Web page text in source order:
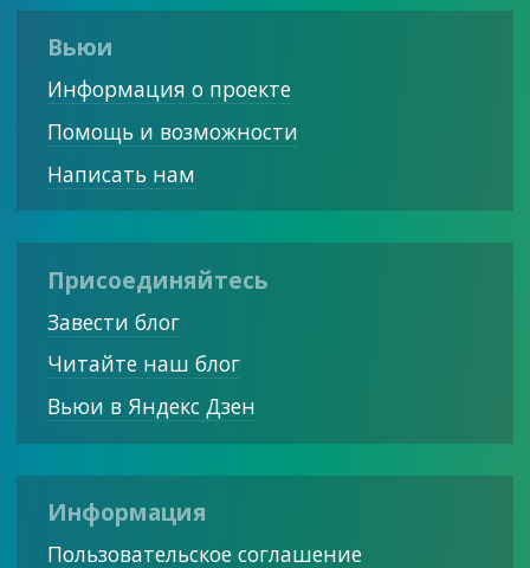
Вьюи
Информация о проекте
Помощь и возможности
Написать нам
Присоединяйтесь
Завести блог
Читайте наш блог
Вьюи в Яндекс Дзен
Информация
Пользовательское соглашение